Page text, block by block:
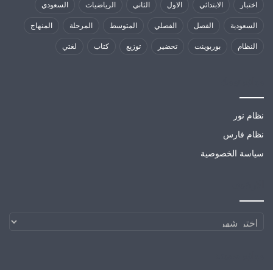
اختبار الابتدائي الاول الثاني الرياضيات السعودي
السعودية الفصل الفصلي المتوسط المرحلة المنهاج
النظام بوربوينت تحضير توزيع كتاب لغتي
نظام نور
نظام فارس
سياسة الخصوصية
الارشيف